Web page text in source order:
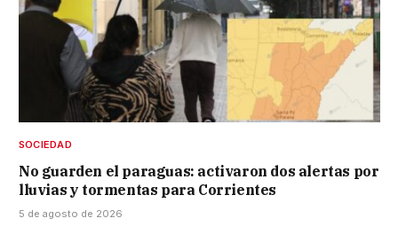
SOCIEDAD
No guarden el paraguas: activaron dos alertas por
lluvias y tormentas para Corrientes
5 de agosto de 2026